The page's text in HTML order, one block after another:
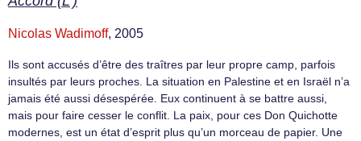
Nicolas Wadimoff, 2005
Ils sont accusés d’être des traîtres par leur propre camp, parfois
insultés par leurs proches. La situation en Palestine et en Israël n’a
jamais été aussi désespérée. Eux continuent à se battre aussi,
mais pour faire cesser le conflit. La paix, pour ces Don Quichotte
modernes, est un état d’esprit plus qu’un morceau de papier. Une